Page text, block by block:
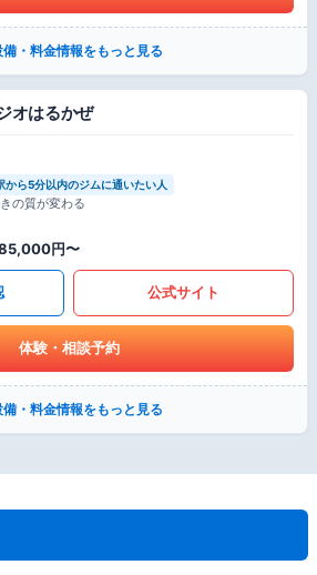
備・料金情報をもっと見る
オはるかぜ
から5分以内のジムに通いたい人
の質が変わる
円〜
公式サイト
体験・相談予約
備・料金情報をもっと見る